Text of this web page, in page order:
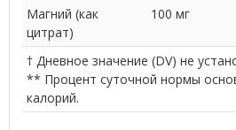
Магний (как
цитрат)
100 мг
† Дневное значение (DV) не
** Процент суточной нормы
калорий.